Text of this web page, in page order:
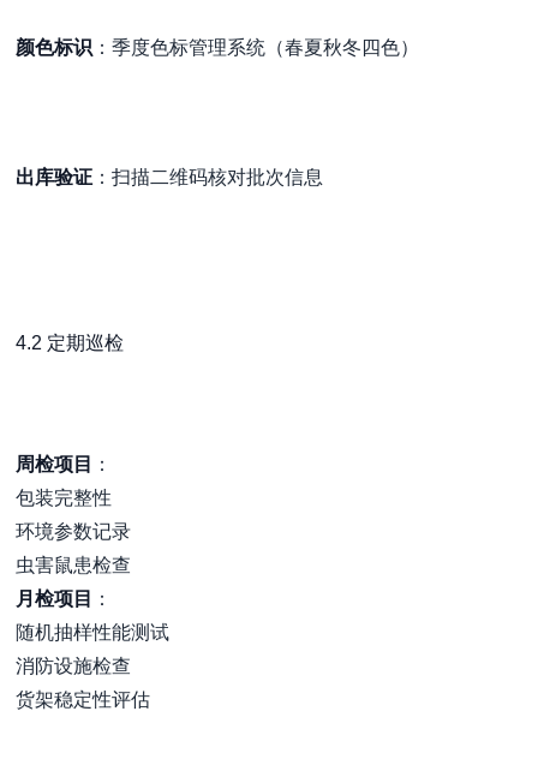
颜色标识 ：季度色标管理系统（春夏秋冬四色）
出库验证 ：扫描二维码核对批次信息
4.2 定期巡检
周检项目
：
包装完整性
环境参数记录
虫害鼠患检查
月检项目
：
随机抽样性能测试
消防设施检查
货架稳定性评估